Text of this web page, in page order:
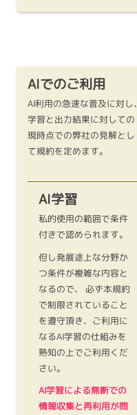
AIでのご利用
AI利用の急速な普及に対し、
学習と出力結果に対しての
現時点での弊社の見解とし
て規約を定めます。
AI学習
私的使用の範囲で条件
付きで認められます。
但し発展途上な分野か
つ条件が複雑な内容と
なるので、 必ず本規約
で制限されていること
を遵守頂き、ご利用に
なるAI学習の仕組みを
熟知の上でご利用くだ
さい。
AI学習による無断での
情報収集と再利用が問